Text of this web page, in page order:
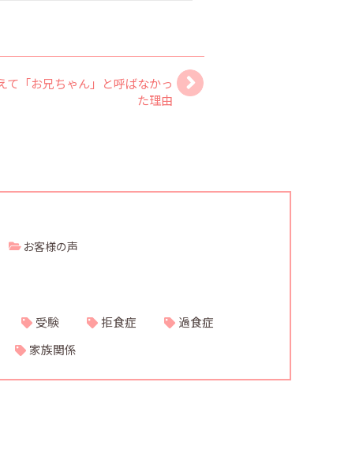
て「お兄ちゃん」と呼ばなかっ
た理由
お客様の声
受験 拒食症
過食症
家族関係